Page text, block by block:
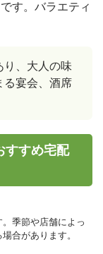
す。バラエティ
り、大人の味
る宴会、酒席
すすめ宅配
季節や店舗によっ
合があります。